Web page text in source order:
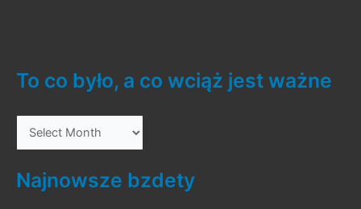
To co było, a co wciąż jest ważne
o
c
Najnowsze bzdety